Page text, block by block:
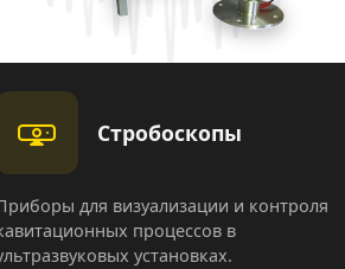
Стробоскопы
для визуализации и контроля
процессов в
установках.